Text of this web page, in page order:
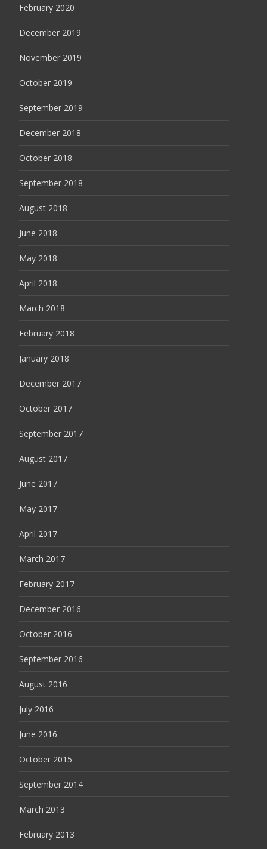
February 2020
December 2019
November 2019
October 2019
September 2019
December 2018
October 2018
September 2018
August 2018
June 2018
May 2018
April 2018
March 2018
February 2018
January 2018
December 2017
October 2017
September 2017
August 2017
June 2017
May 2017
April 2017
March 2017
February 2017
December 2016
October 2016
September 2016
August 2016
July 2016
June 2016
October 2015
September 2014
March 2013
February 2013